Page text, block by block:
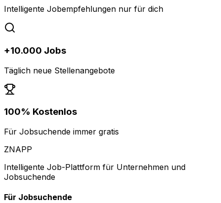
Intelligente Jobempfehlungen nur für dich
+10.000 Jobs
Täglich neue Stellenangebote
100% Kostenlos
Für Jobsuchende immer gratis
ZNAPP
Intelligente Job-Plattform für Unternehmen und
Jobsuchende
Für Jobsuchende